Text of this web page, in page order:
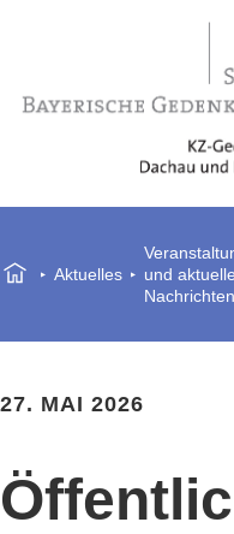
Aktuelles
und aktuelle
Nachrichten
27. MAI 2026